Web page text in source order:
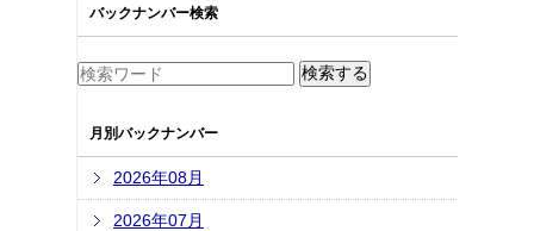
バックナンバー検索
月別バックナンバー
2026年08月
2026年07月